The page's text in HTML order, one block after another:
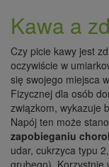
Kawa a
Czy picie kawy jest
oczywiście w
się swojego miejsca
Fizycznej dla osób
związkom, wykazuje
Napój ten może
zapobieganiu
udar, cukrzyca typu
grubego). Korzystnie